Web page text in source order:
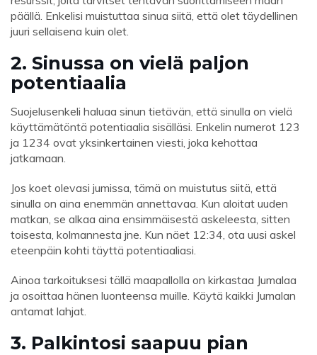
päällä. Enkelisi muistuttaa sinua siitä, että olet täydellinen
juuri sellaisena kuin olet.
2. Sinussa on vielä paljon
potentiaalia
Suojelusenkeli haluaa sinun tietävän, että sinulla on vielä
käyttämätöntä potentiaalia sisälläsi. Enkelin numerot 123
ja 1234 ovat yksinkertainen viesti, joka kehottaa
jatkamaan.
Jos koet olevasi jumissa, tämä on muistutus siitä, että
sinulla on aina enemmän annettavaa. Kun aloitat uuden
matkan, se alkaa aina ensimmäisestä askeleesta, sitten
toisesta, kolmannesta jne. Kun näet 12:34, ota uusi askel
eteenpäin kohti täyttä potentiaaliasi.
Ainoa tarkoituksesi tällä maapallolla on kirkastaa Jumalaa
ja osoittaa hänen luonteensa muille. Käytä kaikki Jumalan
antamat lahjat.
3. Palkintosi saapuu pian